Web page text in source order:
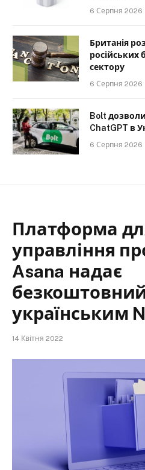
6 Серпня 2026
Британія
російських
сектору
6 Серпня 2026
Bolt
ChatGPT в
6 Серпня 2026
Платформа
управління
Asana надає
українським
14 Квітня 2022